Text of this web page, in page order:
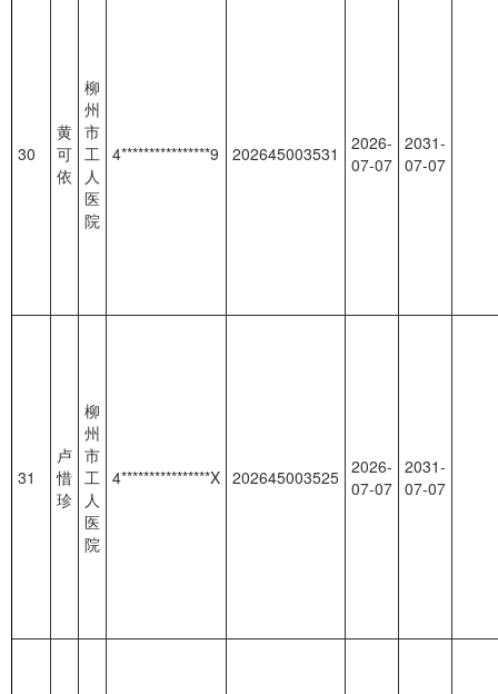
30
黄
可
依
柳
州
市
工
人
医
院
4****************9 202645003531
2026-
07-07
2031-
07-07
31
卢
惜
珍
柳
州
市
工
人
医
院
4****************X 202645003525 2026-
07-07
2031-
07-07